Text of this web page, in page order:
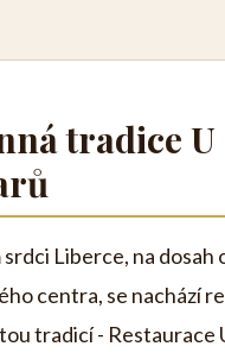
tradice U
srdci Liberce, na dosah
centra, se nachází
tradicí - Restaurace